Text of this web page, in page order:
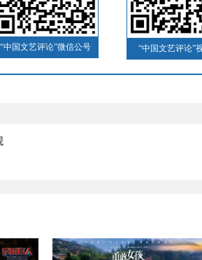
“中国文艺评论”微信公号 “中国文艺评论”